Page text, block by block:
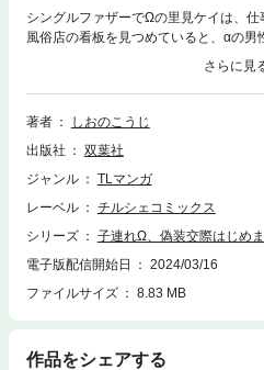
シングルファザーでΩの里見ケイは、
風俗店の看板を見つめていると、αの男
をかけられ、彼の職場を紹介してもら
は、なんと大手企業の御曹司だった！
ったが、神門から「見合いを断るため
われ――!!?スパダリ御曹司α×健気なシ
著者
しおのこうじ
出版社
双葉社
ジャンル
TLマンガ
レーベル
チルシェコミックス
シリーズ
子連れΩ、偽装交際はじめ
電子版配信開始日
2024/03/16
ファイルサイズ
8.83 MB
作品をシェアする